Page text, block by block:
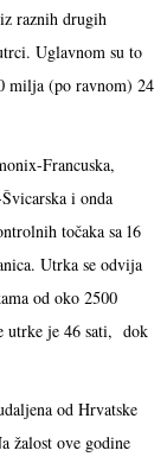
raznih drugih
Uglavnom su to
milja (po ravnom) 24
Francuska,
i onda
točaka sa 16
Utrka se odvija
od oko 2500
utrke je 46 sati, dok
od Hrvatske
žalost ove godine